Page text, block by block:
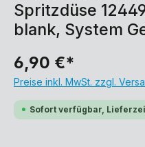
Spritzdüse
blank, System
6,90 €*
Preise inkl. MwSt. zzgl.
Sofort verfügbar,